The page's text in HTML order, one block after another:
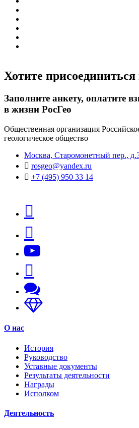
Хотите
Заполните анкету, оплатите
в жизни РосГео
Общественная организация
геологическое общество
Москва, Старомонетный пер.,
rosgeo@yandex.ru
+7 (495) 950 33 14
О нас
История
Руководство
Уставные документы
Результаты деятельности
Награды
Исполком
Деятельность